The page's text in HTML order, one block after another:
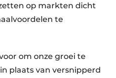
op markten dicht
te
om onze groei te
plaats van versnipperd